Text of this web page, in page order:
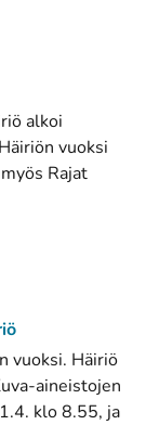
alkoi
vuoksi
Rajat
vuoksi. Häiriö
aineistojen
klo 8.55, ja